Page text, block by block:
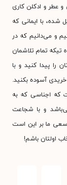
و عطر و ادکلن کاری
شده، با ایمانی که
و می‌دانیم که در
تیکه تمام تلاشمان
را پیدا کنید و با
آسوده بکنید.
که اجناسی که به
و با شجاعت
سعی ما بر این است
اولتان باشم!